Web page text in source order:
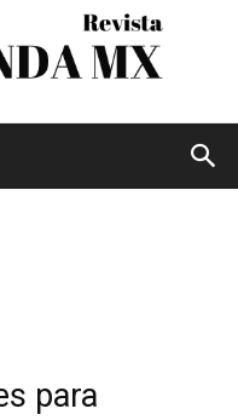
para